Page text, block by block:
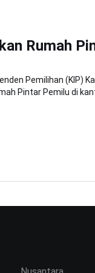
Rumah
Pemilihan (KIP)
Pintar Pemilu di